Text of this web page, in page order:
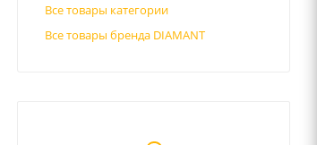
Все товары категории
Все товары бренда DIAMANT